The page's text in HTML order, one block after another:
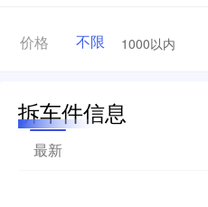
价格 不限 1000以内
拆车件信息
最新